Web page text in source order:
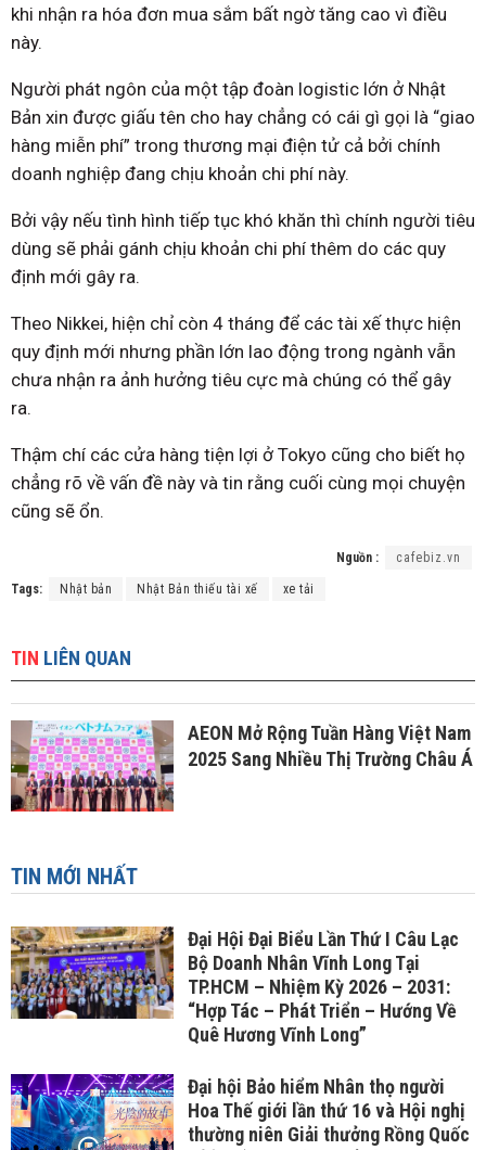
khi nhận ra hóa đơn mua sắm bất ngờ tăng cao vì điều
này.
Người phát ngôn của một tập đoàn logistic lớn ở Nhật
Bản xin được giấu tên cho hay chẳng có cái gì gọi là “giao
hàng miễn phí” trong thương mại điện tử cả bởi chính
doanh nghiệp đang chịu khoản chi phí này.
Bởi vậy nếu tình hình tiếp tục khó khăn thì chính người tiêu
dùng sẽ phải gánh chịu khoản chi phí thêm do các quy
định mới gây ra.
Theo Nikkei, hiện chỉ còn 4 tháng để các tài xế thực hiện
quy định mới nhưng phần lớn lao động trong ngành vẫn
chưa nhận ra ảnh hưởng tiêu cực mà chúng có thể gây
ra.
Thậm chí các cửa hàng tiện lợi ở Tokyo cũng cho biết họ
chẳng rõ về vấn đề này và tin rằng cuối cùng mọi chuyện
cũng sẽ ổn.
Nguồn : cafebiz.vn
Tags: Nhật bản Nhật Bản thiếu tài xế xe tải
TIN LIÊN QUAN
AEON Mở Rộng Tuần Hàng Việt Nam
2025 Sang Nhiều Thị Trường Châu Á
TIN MỚI NHẤT
Đại Hội Đại Biểu Lần Thứ I Câu Lạc
Bộ Doanh Nhân Vĩnh Long Tại
TP.HCM – Nhiệm Kỳ 2026 – 2031:
“Hợp Tác – Phát Triển – Hướng Về
Quê Hương Vĩnh Long”
Đại hội Bảo hiểm Nhân thọ người
Hoa Thế giới lần thứ 16 và Hội nghị
thường niên Giải thưởng Rồng Quốc